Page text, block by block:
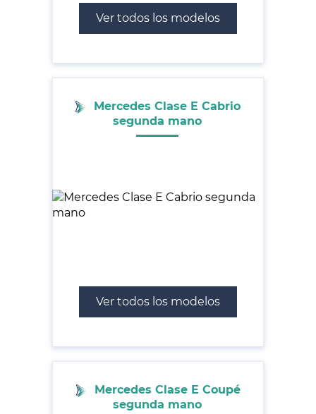
Ver todos los modelos
Mercedes Clase E Cabrio
segunda mano
Ver todos los modelos
Mercedes Clase E Coupé
segunda mano